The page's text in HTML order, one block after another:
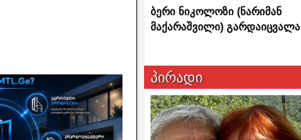
ბერი ნიკოლოზი (ნარიმან
მაქარაშვილი) გარდაიცვალა
პირადი